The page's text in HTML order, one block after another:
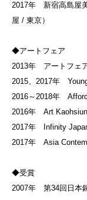
2017年 新宿高島屋
屋 / 東京）
◆アートフェア
2013年 アートフェ
2015、2017年
2016～2018年
2016年 Art
2017年 Infinity Japan
2017年 Asia
◆受賞
2007年 第34回日本